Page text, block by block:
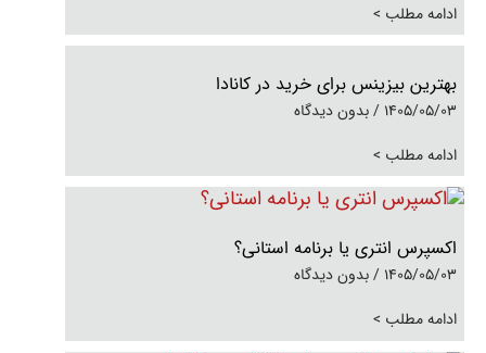
ادامه مطلب >
بهترین بیزینس برای خرید در کانادا
1405/05/03
بدون دیدگاه
ادامه مطلب >
اکسپرس انتری یا برنامه استانی؟
1405/05/03
بدون دیدگاه
ادامه مطلب >